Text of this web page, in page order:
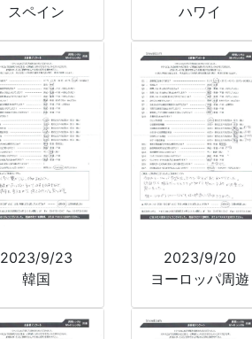
スペイン
ハワイ
2023/9/23
韓国
2023/9/20
ヨーロッパ周遊